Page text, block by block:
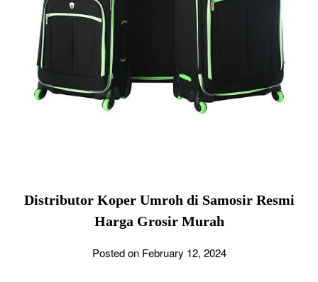
Distributor Koper Umroh di Samosir Resmi
Harga Grosir Murah
Posted on February 12, 2024